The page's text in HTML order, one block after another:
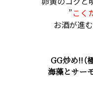
”こく
お酒が進
GG炒め!!（
海藻とサー